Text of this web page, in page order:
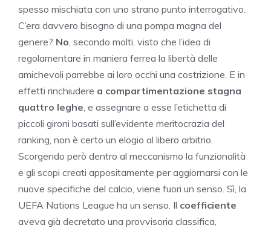
spesso mischiata con uno strano punto interrogativo.
C’era davvero bisogno di una pompa magna del
genere? No, secondo molti, visto che l’idea di
regolamentare in maniera ferrea la libertà delle
amichevoli parrebbe ai loro occhi una costrizione. E in
effetti rinchiudere a compartimentazione stagna
quattro leghe, e assegnare a esse l’etichetta di
piccoli gironi basati sull’evidente meritocrazia del
ranking, non è certo un elogio al libero arbitrio.
Scorgendo però dentro al meccanismo la funzionalità
e gli scopi creati appositamente per aggiornarsi con le
nuove specifiche del calcio, viene fuori un senso. Sì, la
UEFA Nations League ha un senso. Il coefficiente
aveva già decretato una provvisoria classifica,